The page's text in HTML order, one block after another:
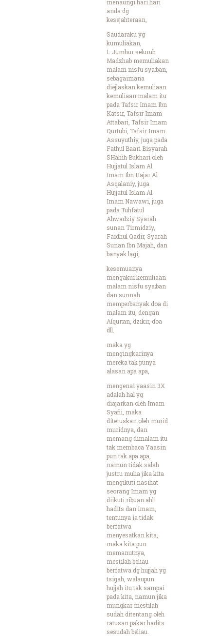
menaungi hari hari
anda dg
kesejahteraan,
Saudaraku yg
kumuliakan,
1. Jumhur seluruh
Madzhab memuliakan
malam nisfu sya;ban,
sebagaimana
diejlaskan kemuliaan
kemuliaan malam itu
pada Tafsir Imam Ibn
Katsir, Tafsir Imam
Attabari, Tafsir Imam
Qurtubi, Tafsir Imam
Assuyuthiy, juga pada
Fathul Baari Bisyarah
SHahih Bukhari oleh
Hujjatul Islam Al
Imam Ibn Hajar Al
Asqalaniy, juga
Hujjatul Islam Al
Imam Nawawi, juga
pada Tuhfatul
Ahwadziy Syarah
sunan Tirmidziy,
Faidhul Qadir, Syarah
Sunan Ibn Majah, dan
banyak lagi,
kesemuanya
mengakui kemuliaan
malam nisfu sya;ban
dan sunnah
memperbanyak doa di
malam itu, dengan
Alqur;an, dzikir, doa
dll.
maka yg
mengingkarinya
mereka tak punya
alasan apa apa,
mengenai yaasin 3X
adalah hal yg
diajarkan oleh Imam
Syafii, maka
diteruskan oleh murid
muridnya, dan
memang dimalam itu
tak membaca Yaasin
pun tak apa apa,
namun tidak salah
justru mulia jika kita
mengikuti nasihat
seorang Imam yg
diikuti ribuan ahli
hadits dan imam,
tentunya ia tidak
berfatwa
menyesatkan kita,
maka kita pun
memanutnya,
mestilah beliau
berfatwa dg hujjah yg
tsigah, walaupun
hujjah itu tak sampai
pada kita, namun jika
mungkar mestilah
sudah ditentang oleh
ratusan pakar hadits
sesudah beliau.